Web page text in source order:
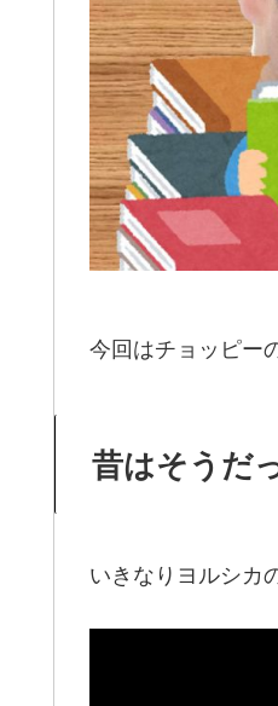
今回はチョッピー
昔はそうだ
いきなりヨルシカ